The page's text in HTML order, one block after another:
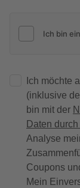
Ich möchte
(inklusive
bin mit der
Daten
Analyse
Coupons
Mein